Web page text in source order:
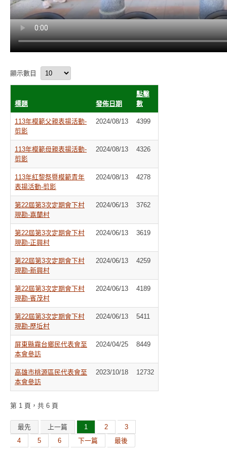
顯示數目
標題 發佈日期
點擊
數
113年模範父親表揚活動-
剪影
2024/08/13 4399
113年模範母親表揚活動-
剪影
2024/08/13 4326
113年紅黎祭暨模範青年
表揚活動-剪影
2024/08/13 4278
第22屆第3次定期會下村
現勘-嘉蘭村
2024/06/13 3762
第22屆第3次定期會下村
現勘-正興村
2024/06/13 3619
第22屆第3次定期會下村
現勘-新興村
2024/06/13 4259
第22屆第3次定期會下村
現勘-賓茂村
2024/06/13 4189
第22屆第3次定期會下村
現勘-歷坵村
2024/06/13 5411
屏東縣霧台鄉民代表會至
本會參訪
2024/04/25 8449
高雄市桃源區民代表會至
本會參訪
2023/10/18 12732
第 1 頁，共 6 頁
最先 上一篇 1 2
3
4
5 6 下一篇 最後